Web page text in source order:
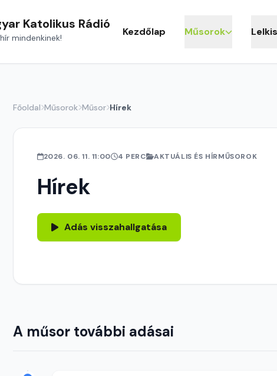
Katolikus Rádió
mindenkinek! Kezdőlap Műsorok
Főoldal Műsorok Műsor Hírek
2026. 06. 11. 11:00 4 PERC AKTUÁLIS ÉS HÍRMŰSOROK
Hírek
Adás visszahallgatása
A műsor további adásai